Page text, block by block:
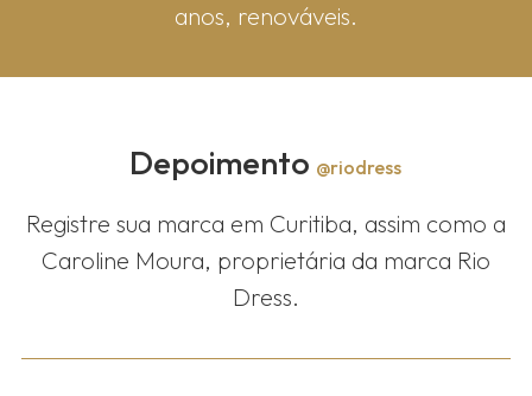
anos, renováveis.
Depoimento @riodress
Registre sua marca em Curitiba, assim como a
Caroline Moura, proprietária da marca Rio
Dress.